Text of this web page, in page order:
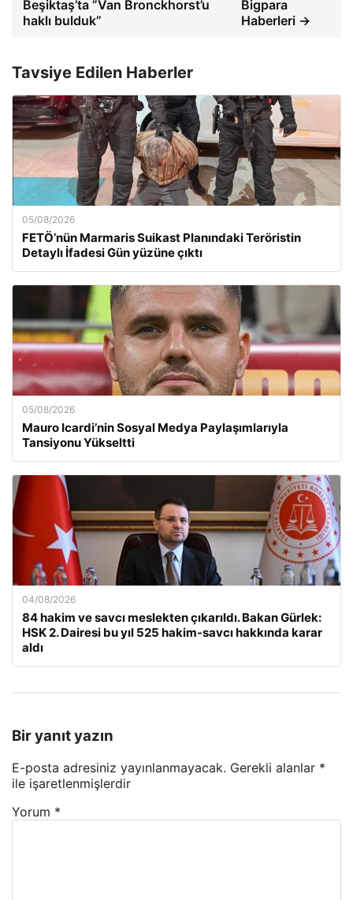
Beşiktaş’ta ”Van Bronckhorst’u
haklı bulduk”
Bigpara
Haberleri →
Tavsiye Edilen Haberler
05/08/2026
FETÖ’nün Marmaris Suikast Planındaki Teröristin
Detaylı İfadesi Gün yüzüne çıktı
05/08/2026
Mauro Icardi’nin Sosyal Medya Paylaşımlarıyla
Tansiyonu Yükseltti
04/08/2026
84 hakim ve savcı meslekten çıkarıldı. Bakan Gürlek:
HSK 2. Dairesi bu yıl 525 hakim-savcı hakkında karar
aldı
Bir yanıt yazın
E-posta adresiniz yayınlanmayacak. Gerekli alanlar *
ile işaretlenmişlerdir
Yorum *